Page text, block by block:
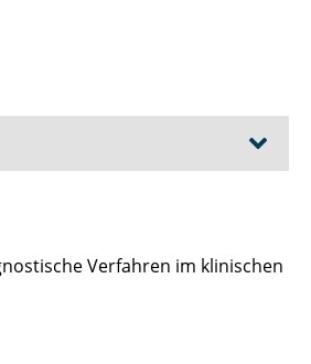
Verfahren im klinischen